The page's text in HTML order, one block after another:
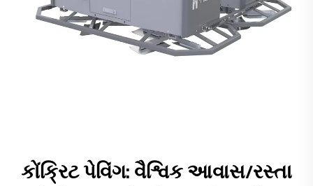
કોંક્રિટ પેવિંગ: વૈશ્વિક આવાસ/રસ્તા